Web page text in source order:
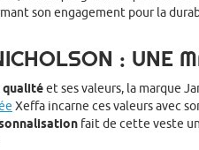
son engagement pour la
: UNE
qualitéet ses valeurs, la marque
Xeffa incarne ces valeurs avec
fait de cette veste